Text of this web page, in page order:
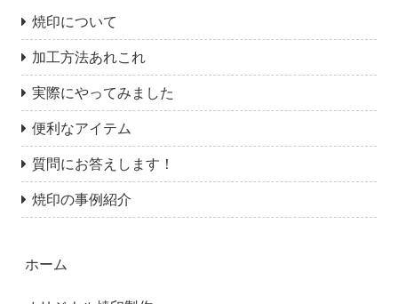
焼印について
加工方法あれこれ
実際にやってみました
便利なアイテム
質問にお答えします！
焼印の事例紹介
ホーム